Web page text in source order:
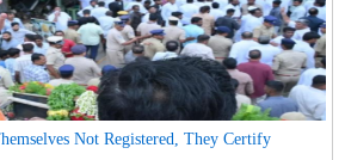
Not Registered, They Certify